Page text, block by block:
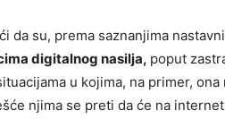
da su, prema saznanjima
digitalnog nasilja, poput
u kojima, na primer,
njima se preti da će na